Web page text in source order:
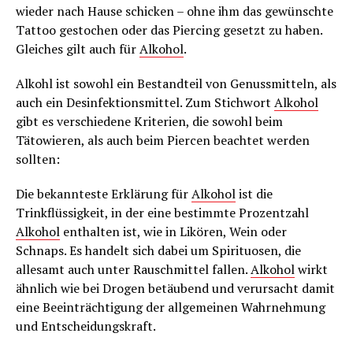
wieder nach Hause schicken – ohne ihm das gewünschte
Tattoo gestochen oder das Piercing gesetzt zu haben.
Gleiches gilt auch fürAlkohol.
Alkohl ist sowohl ein Bestandteil von Genussmitteln, als
auch ein Desinfektionsmittel. Zum Stichwort Alkohol
gibt es verschiedene Kriterien, die sowohl beim
Tätowieren, als auch beim Piercen beachtet werden
sollten:
Die bekannteste Erklärung fürAlkoholist die
Trinkflüssigkeit, in der eine bestimmte Prozentzahl
Alkohol enthalten ist, wie in Likören, Wein oder
Schnaps. Es handelt sich dabei um Spirituosen, die
allesamt auch unter Rauschmittel fallen.Alkoholwirkt
ähnlich wie bei Drogen betäubend und verursacht damit
eine Beeinträchtigung der allgemeinen Wahrnehmung
und Entscheidungskraft.